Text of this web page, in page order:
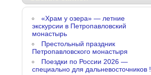
«Храм у озера» — летние
экскурсии в Петропавловский
монастырь
Престольный праздник
Петропавловского монастыря
Поездки по России 2026 —
специально для дальневосточников !